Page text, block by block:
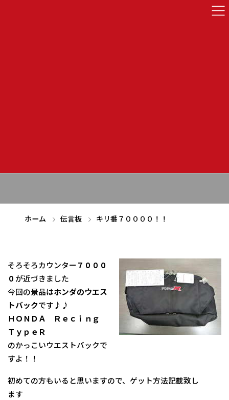
ホーム 伝言板 キリ番７００００！！
そろそろカウンター ７０００
０ が近づきました
今回の景品はホンダのウエス
トバックです♪♪
ＨＯＮＤＡ Ｒｅｃｉｎｇ
ＴｙｐｅＲ
のかっこいウエストバックで
すよ！！
初めての方もいると思いますので、ゲット方法記載致し
ます